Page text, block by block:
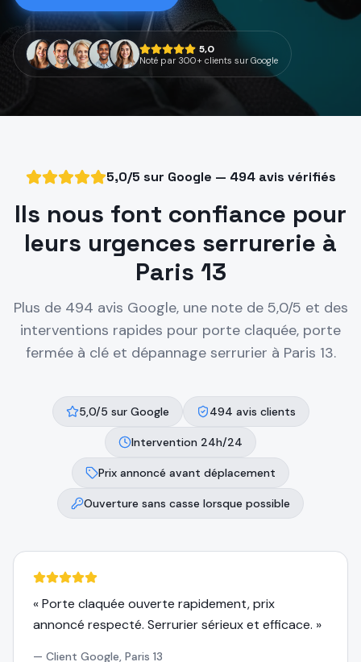
5,0
Noté par 300+ clients sur Google
5,0/5 sur Google — 494 avis vérifiés
Ils nous font confiance pour
leurs urgences serrurerie à
Paris 13
Plus de 494 avis Google, une note de 5,0/5 et des
interventions rapides pour porte claquée, porte
fermée à clé et dépannage serrurier à Paris 13.
5,0/5 sur Google 494 avis clients
Intervention 24h/24
Prix annoncé avant déplacement
Ouverture sans casse lorsque possible
«Porte claquée ouverte rapidement, prix
annoncé respecté. Serrurier sérieux et efficace. »
— Client Google, Paris 13